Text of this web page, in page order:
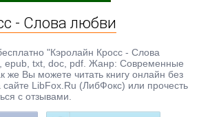
- Слова любви
"Кэролайн Кросс - Слова
epub, txt, doc, pdf. Жанр: Современные
Вы можете читать книгу онлайн без
сайте LibFox.Ru (ЛибФокс) или прочесть
с отзывами.